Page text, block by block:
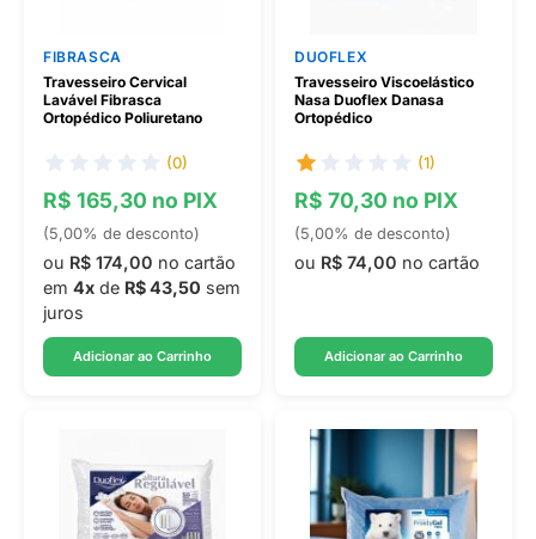
FIBRASCA
Travesseiro Cervical
Lavável Fibrasca
Ortopédico Poliuretano
(0)
R$ 165,30 no PIX
(5,00% de desconto)
ou R$ 174,00 no cartão
em 4x de R$ 43,50 sem
juros
Adicionar ao Carrinho
DUOFLEX
Travesseiro Viscoelástico
Nasa Duoflex Danasa
Ortopédico
(1)
R$ 70,30 no PIX
(5,00% de desconto)
ou R$ 74,00 no cartão
Adicionar ao Carrinho